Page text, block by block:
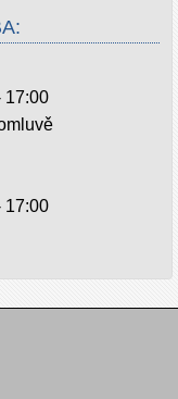
17:00
17:00